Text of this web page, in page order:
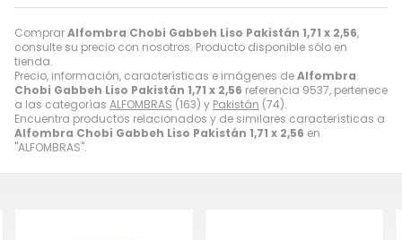
ComprarAlfombra Chobi Gabbeh Liso Pakistán 1,71 x 2,56,
consulte su precio con nosotros. Producto disponible sólo en
tienda.
Precio, información, características e imágenes deAlfombra
Chobi Gabbeh Liso Pakistán 1,71 x 2,56 referencia 9537, pertenece
a las categorías ALFOMBRAS (163) y Pakistán (74).
Encuentra productos relacionados y de similares características a
Alfombra Chobi Gabbeh Liso Pakistán 1,71 x 2,56 en
"ALFOMBRAS".